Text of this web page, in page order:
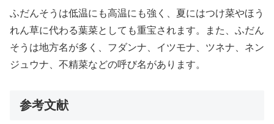
ふだんそうは低温にも高温にも強く、夏にはつけ菜やほう
れん草に代わる葉菜としても重宝されます。また、ふだん
そうは地方名が多く、フダンナ、イツモナ、ツネナ、ネン
ジュウナ、不精菜などの呼び名があります。
参考文献